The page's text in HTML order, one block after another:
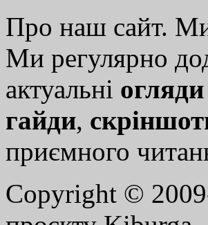
Про наш сайт.
Ми регулярно
актуальні огляди
гайди,
приємного
Copyright ©